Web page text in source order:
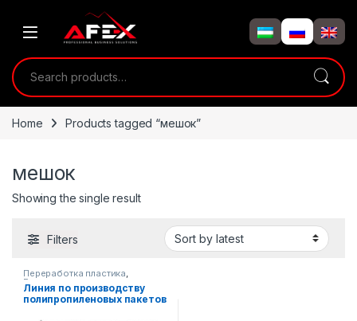
Search for:
Home Products tagged “мешок”
мешок
Showing the single result
Filters
Переработка пластика,
Готовые производственные
линии
Линия по производству
полипропиленовых пакетов